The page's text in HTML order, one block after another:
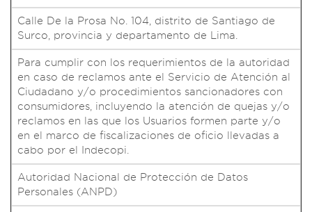
Calle De la Prosa No. 104, distrito de Santiago de
Surco, provincia y departamento de Lima.
Para cumplir con los requerimientos de la autoridad
en caso de reclamos ante el Servicio de Atención al
Ciudadano y/o procedimientos sancionadores con
consumidores, incluyendo la atención de quejas y/o
reclamos en las que los Usuarios formen parte y/o
en el marco de fiscalizaciones de oficio llevadas a
cabo por el Indecopi.
Autoridad Nacional de Protección de Datos
Personales (ANPD)